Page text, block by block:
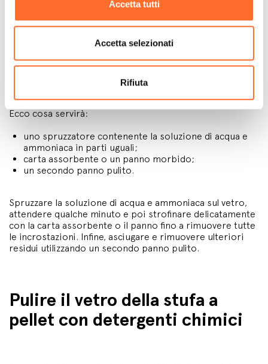
Accetta tutti
Accetta selezionati
Rifiuta
pellet con l’ammoniaca
L’ammoniaca è uno dei solventi domestici più utilizzati.
Diluita con l’acqua in parti uguali si rivela un ottimo
detergente per il vetro della stufa a pellet, efficace anche
Ecco cosa servirà:
uno spruzzatore contenente la soluzione di acqua e
ammoniaca in parti uguali;
carta assorbente o un panno morbido;
un secondo panno pulito.
Spruzzare la soluzione di acqua e ammoniaca sul vetro,
attendere qualche minuto e poi strofinare delicatamente
con la carta assorbente o il panno fino a rimuovere tutte
le incrostazioni. Infine, asciugare e rimuovere ulteriori
residui utilizzando un secondo panno pulito.
Pulire il vetro della stufa a
pellet con detergenti chimici